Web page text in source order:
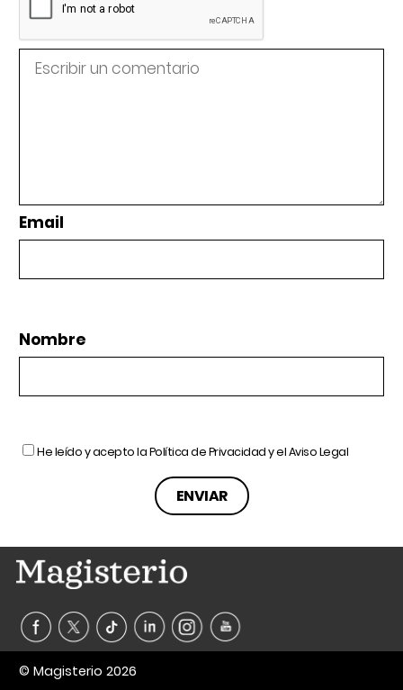
Email
Nombre
He leído y acepto laPolítica de Privacidady elAviso Legal
© Magisterio 2026